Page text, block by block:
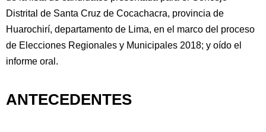
Distrital de Santa Cruz de Cocachacra, provincia de
Huarochirí, departamento de Lima, en el marco del proceso
de Elecciones Regionales y Municipales 2018; y oído el
informe oral.
ANTECEDENTES